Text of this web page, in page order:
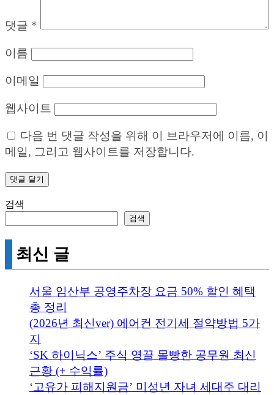
댓글 *
이름
이메일
웹사이트
다음 번 댓글 작성을 위해 이 브라우저에 이름, 이
메일, 그리고 웹사이트를 저장합니다.
검색
검색
최신 글
서울 임산부 공영주차장 요금 50% 할인 혜택
총 정리
(2026년 최신ver) 에어컨 전기세 절약방법 5가
지
‘SK 하이닉스’ 주식 영끌 몰빵한 공무원 최신
근황 (+ 수익률)
‘고유가 피해지원금’ 미성년 자녀 세대주 대리